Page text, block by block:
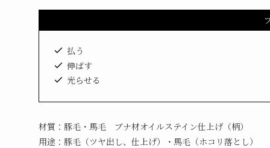
払う
伸ばす
光らせる
材質：豚毛・馬毛 ブナ材オイルステイン仕上げ（柄）
用途：豚毛（ツヤ出し、仕上げ）・馬毛（ホコリ落とし）